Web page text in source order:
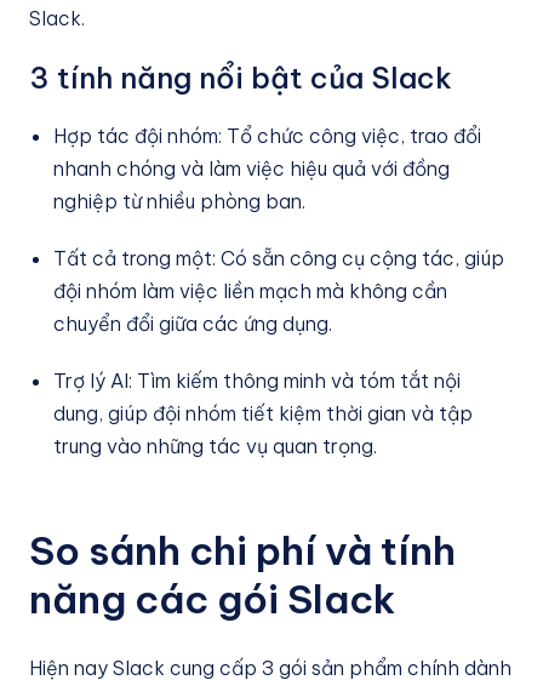
Slack.
3 tính năng nổi bật của Slack
Hợp tác đội nhóm: Tổ chức công việc, trao đổi
nhanh chóng và làm việc hiệu quả với đồng
nghiệp từ nhiều phòng ban.
Tất cả trong một: Có sẵn công cụ cộng tác, giúp
đội nhóm làm việc liền mạch mà không cần
chuyển đổi giữa các ứng dụng.
Trợ lý AI: Tìm kiếm thông minh và tóm tắt nội
dung, giúp đội nhóm tiết kiệm thời gian và tập
trung vào những tác vụ quan trọng.
So sánh chi phí và tính
năng các gói Slack
Hiện nay Slack cung cấp 3 gói sản phẩm chính dành